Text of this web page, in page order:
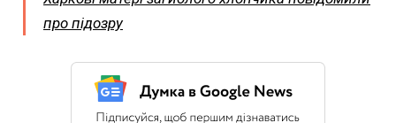
про підозру